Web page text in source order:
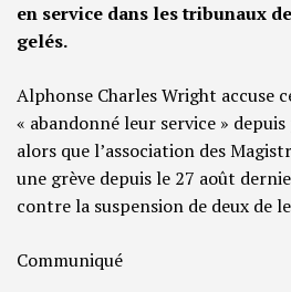
en service dans les tribunaux
gelés.
Alphonse Charles Wright accuse
« abandonné leur service »
alors que l’association des
une grève depuis le 27 août
contre la suspension de deux de
Communiqué